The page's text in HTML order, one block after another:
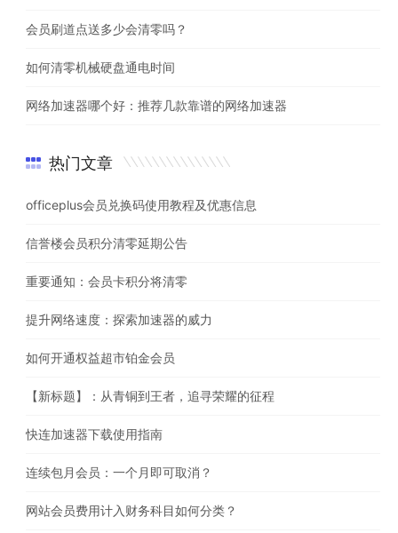
会员刷道点送多少会清零吗？
如何清零机械硬盘通电时间
网络加速器哪个好：推荐几款靠谱的网络加速器
热门文章
officeplus会员兑换码使用教程及优惠信息
信誉楼会员积分清零延期公告
重要通知：会员卡积分将清零
提升网络速度：探索加速器的威力
如何开通权益超市铂金会员
【新标题】：从青铜到王者，追寻荣耀的征程
快连加速器下载使用指南
连续包月会员：一个月即可取消？
网站会员费用计入财务科目如何分类？